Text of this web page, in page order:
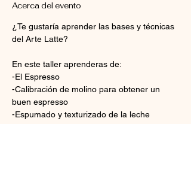
Acerca del evento
¿Te gustaría aprender las bases y técnicas
del Arte Latte?
En este taller aprenderas de:
-El Espresso
-Calibración de molino para obtener un
buen espresso
-Espumado y texturizado de la leche